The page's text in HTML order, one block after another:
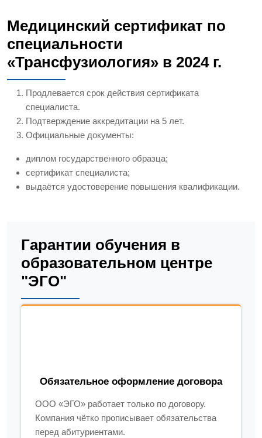
Медицинский сертификат по
специальности
«Трансфузиология» в 2024 г.
Продлевается срок действия сертификата
специалиста.
Подтверждение аккредитации на 5 лет.
Официальные документы:
диплом государственного образца;
сертификат специалиста;
выдаётся удостоверение повышения квалификации.
Гарантии обучения в
образовательном центре
"ЭГО"
Обязательное оформление договора
ООО «ЭГО» работает только по договору.
Компания чётко прописывает обязательства
перед абитуриентами.